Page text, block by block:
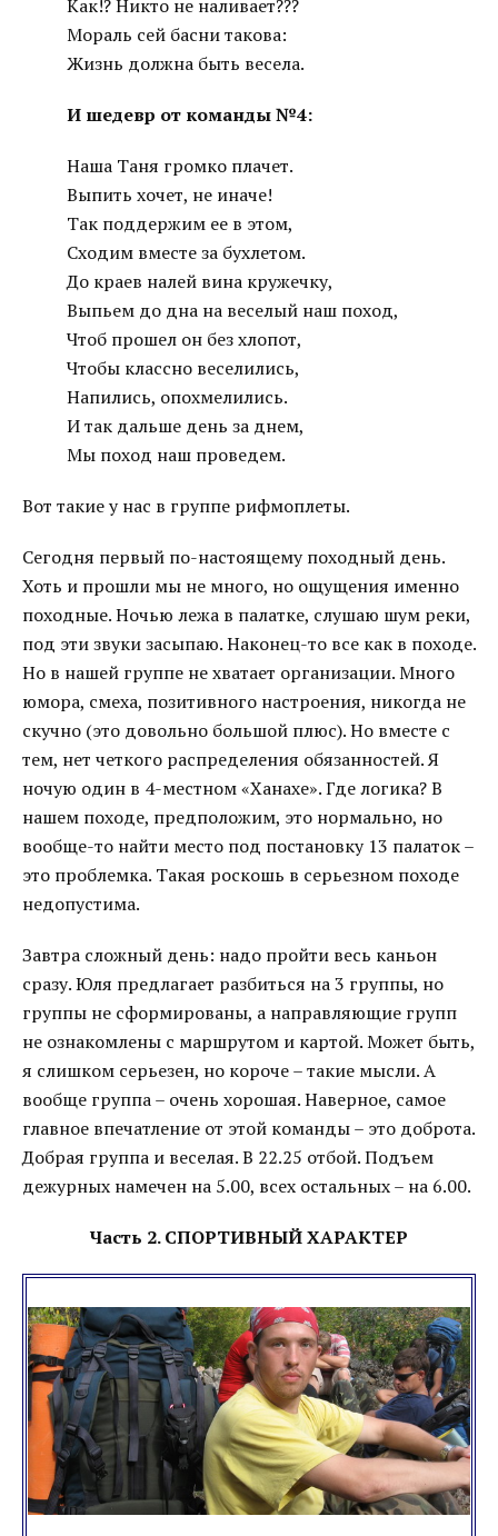
Как!? Никто не наливает???
Мораль сей басни такова:
Жизнь должна быть весела.
И шедевр от команды №4:
Наша Таня громко плачет.
Выпить хочет, не иначе!
Так поддержим ее в этом,
Сходим вместе за бухлетом.
До краев налей вина кружечку,
Выпьем до дна на веселый наш поход,
Чтоб прошел он без хлопот,
Чтобы классно веселились,
Напились, опохмелились.
И так дальше день за днем,
Мы поход наш проведем.
Вот такие у нас в группе рифмоплеты.
Сегодня первый по-настоящему походный день.
Хоть и прошли мы не много, но ощущения именно
походные. Ночью лежа в палатке, слушаю шум реки,
под эти звуки засыпаю. Наконец-то все как в походе.
Но в нашей группе не хватает организации. Много
юмора, смеха, позитивного настроения, никогда не
скучно (это довольно большой плюс). Но вместе с
тем, нет четкого распределения обязанностей. Я
ночую один в 4-местном «Ханахе». Где логика? В
нашем походе, предположим, это нормально, но
вообще-то найти место под постановку 13 палаток –
это проблемка. Такая роскошь в серьезном походе
недопустима.
Завтра сложный день: надо пройти весь каньон
сразу. Юля предлагает разбиться на 3 группы, но
группы не сформированы, а направляющие групп
не ознакомлены с маршрутом и картой. Может быть,
я слишком серьезен, но короче – такие мысли. А
вообще группа – очень хорошая. Наверное, самое
главное впечатление от этой команды – это доброта.
Добрая группа и веселая. В 22.25 отбой. Подъем
дежурных намечен на 5.00, всех остальных – на 6.00.
Часть 2. СПОРТИВНЫЙ ХАРАКТЕР